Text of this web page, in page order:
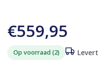
€559,95
Op voorraad (2)